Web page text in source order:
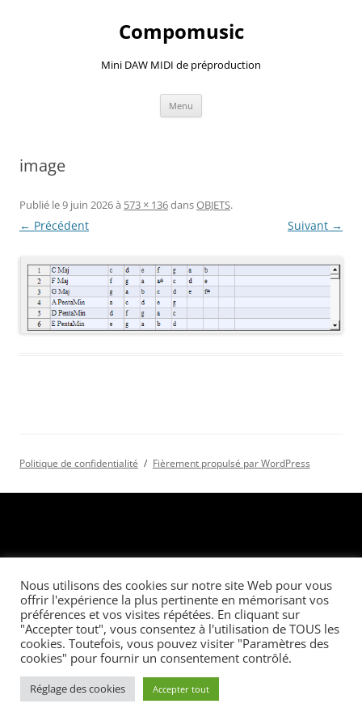
Compomusic
Mini DAW MIDI de préproduction
Menu
image
Publié le9 juin 2026à 573 × 136dansOBJETS.
← Précédent Suivant →
Politique de confidentialité Fièrement propulsé par WordPress
Nous utilisons des cookies sur notre site Web pour vous
offrir l'expérience la plus pertinente en mémorisant vos
préférences et vos visites répétées. En cliquant sur
"Accepter tout", vous consentez à l'utilisation de TOUS les
cookies. Toutefois, vous pouvez visiter "Paramètres des
cookies" pour fournir un consentement contrôlé.
Réglage des cookies Accepter tout